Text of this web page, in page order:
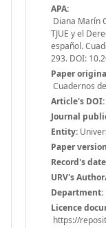
APA:
Diana Marín
TJUE y el
español.
293. DOI:
Paper
Cuadernos
Article's DOI:
Journal
Entity:
Paper
Record's
URV's
Department:
Licence
https://